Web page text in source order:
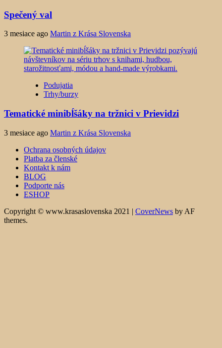
Spečený val
3 mesiace ago Martin z Krása Slovenska
Podujatia
Trhy/burzy
Tematické minibĺšáky na tržnici v Prievidzi
3 mesiace ago Martin z Krása Slovenska
Ochrana osobných údajov
Platba za členské
Kontakt k nám
BLOG
Podporte nás
ESHOP
Copyright © www.krasaslovenska 2021 | CoverNews by AF
themes.